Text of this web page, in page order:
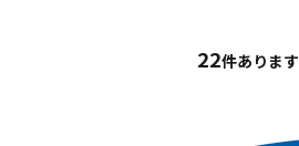
22件あります